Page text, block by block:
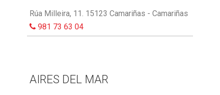
Rúa Milleira, 11. 15123 Camariñas - Camariñas
981 73 63 04
AIRES DEL MAR